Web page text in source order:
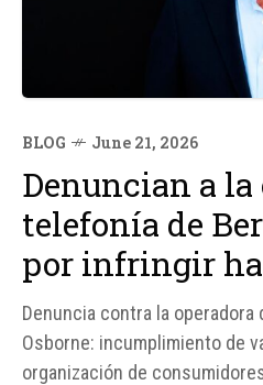
BLOG June 21, 2026
Denuncian a la
telefonía de
por infringir
Denuncia contra la
Osborne: incumplimiento de
organización de